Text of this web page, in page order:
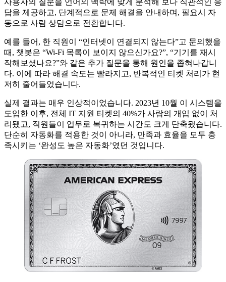
답을 제공하고, 단계적으로 문제 해결을 안내하며, 필요시 자
동으로 사람 상담으로 전환합니다.
예를 들어, 한 직원이 “인터넷이 연결되지 않는다”고 문의했을
때, 챗봇은 “Wi-Fi 목록이 보이지 않으신가요?”, “기기를 재시
작해보셨나요?”와 같은 추가 질문을 통해 원인을 좁혀나갑니
다. 이에 따라 해결 속도는 빨라지고, 반복적인 티켓 처리가 현
저히 줄어들었습니다.
실제 결과는 매우 인상적이었습니다. 2023년 10월 이 시스템을
도입한 이후, 전체 IT 지원 티켓의 40%가 사람의 개입 없이 처
리됐고, 직원들이 업무로 복귀하는 시간도 크게 단축됐습니다.
단순히 자동화를 적용한 것이 아니라, 만족과 효율을 모두 충
족시키는 ‘완성도 높은 자동화’였던 것입니다.